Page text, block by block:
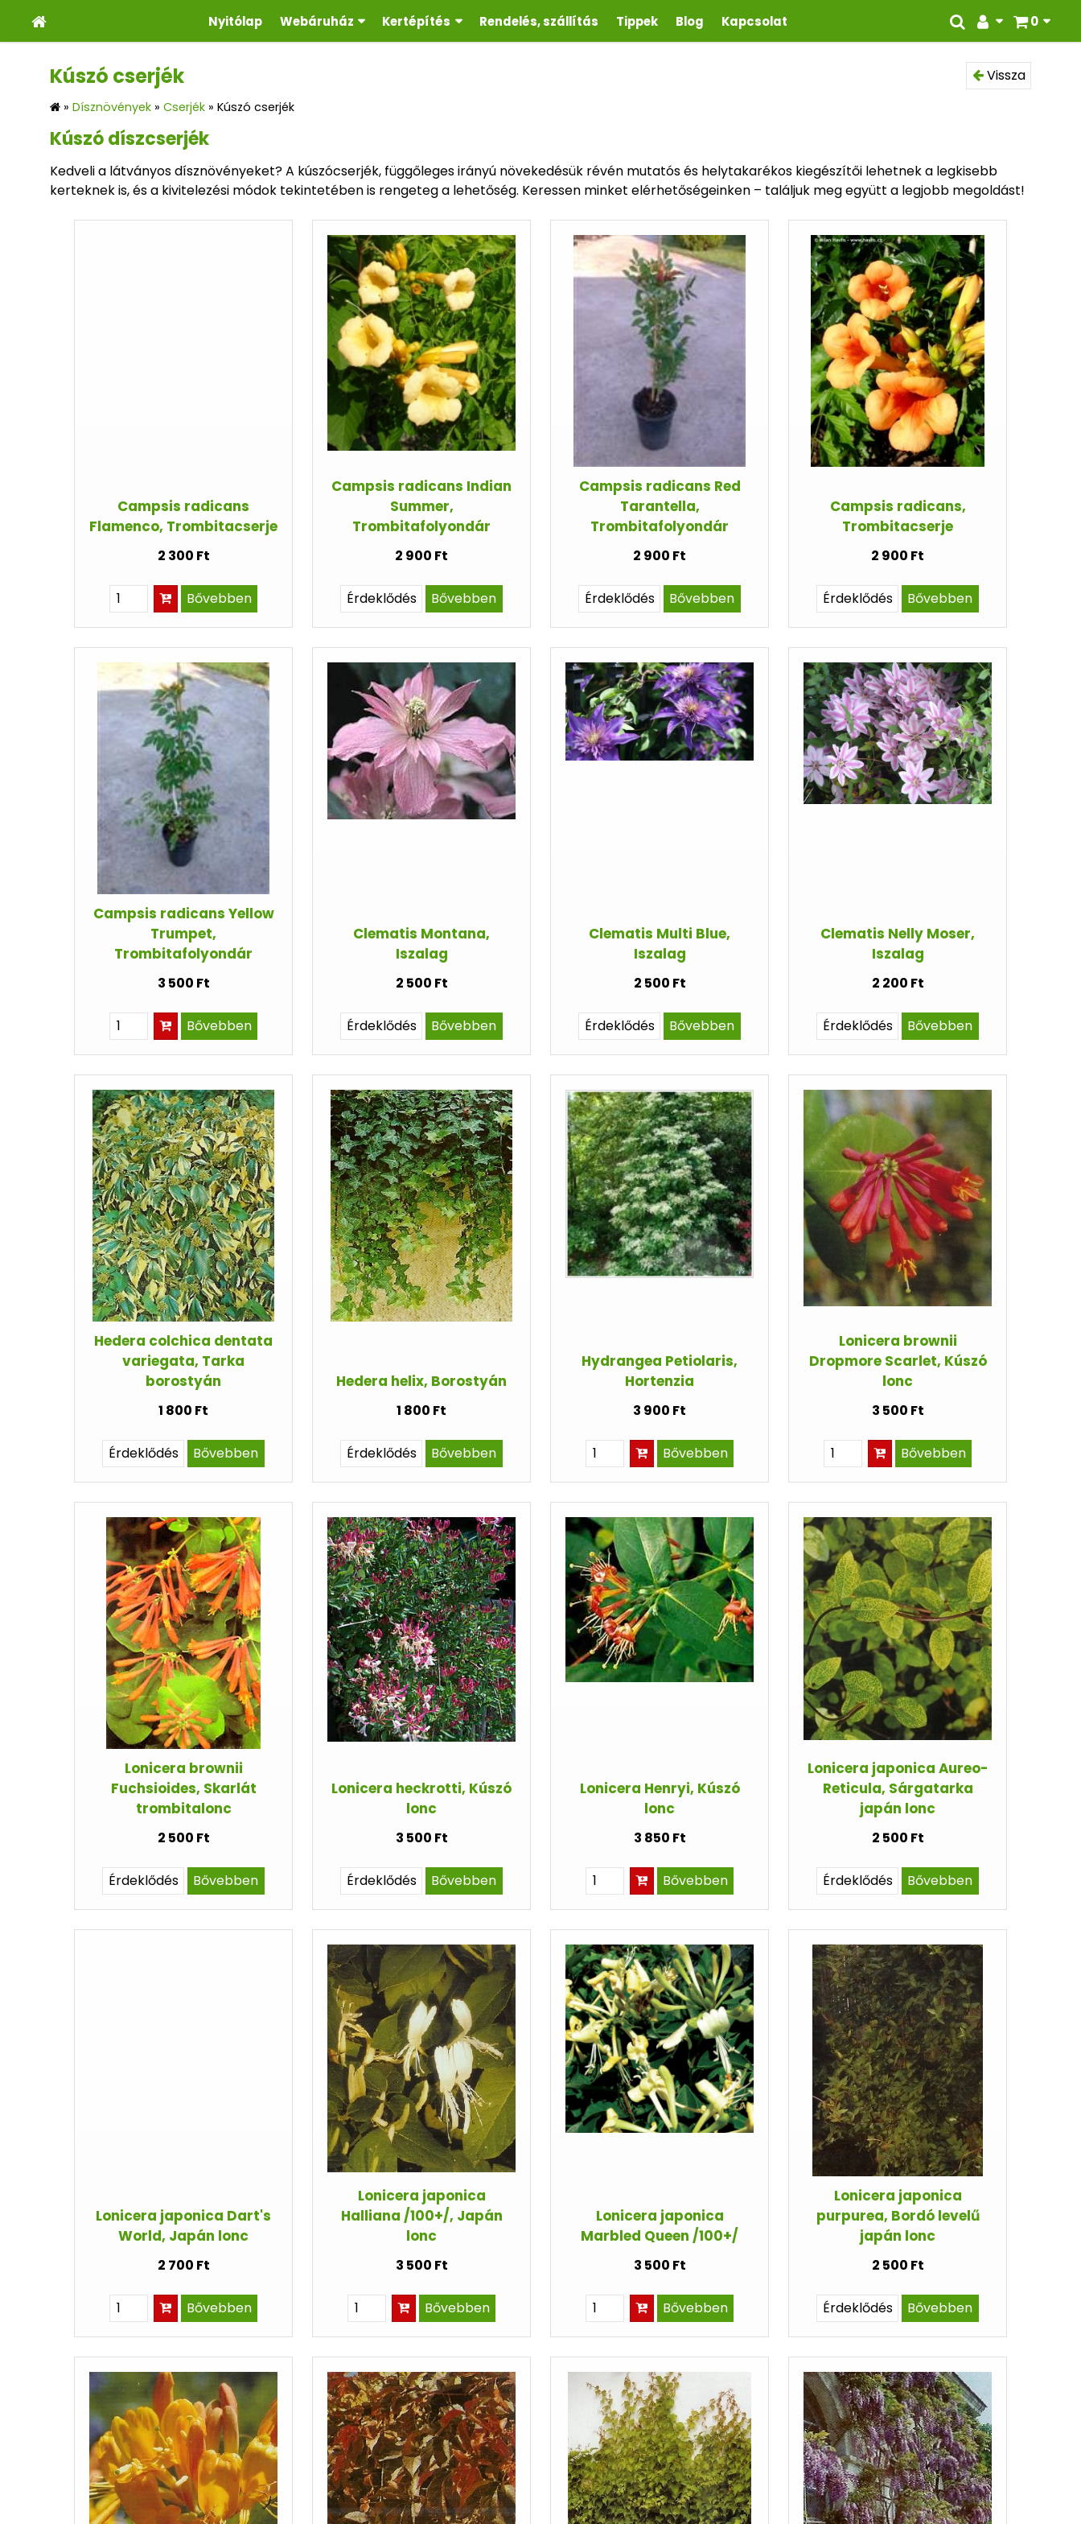
0
Nyitólap Webáruház Kertépítés Rendelés, szállítás Tippek Blog Kapcsolat
Vissza
Kúszó cserjék
» Dísznövények » Cserjék » Kúszó cserjék
Kúszó díszcserjék
Kedveli a látványos dísznövényeket? A kúszócserjék, függőleges irányú növekedésük révén mutatós és helytakarékos kiegészítői lehetnek a legkisebb
kerteknek is, és a kivitelezési módok tekintetében is rengeteg a lehetőség. Keressen minket elérhetőségeinken – találjuk meg együtt a legjobb megoldást!
Campsis radicans
Flamenco, Trombitacserje
2 300 Ft
Bővebben
Campsis radicans Indian
Summer,
Trombitafolyondár
2 900 Ft
Érdeklődés Bővebben
Campsis radicans Red
Tarantella,
Trombitafolyondár
2 900 Ft
Érdeklődés Bővebben
Campsis radicans,
Trombitacserje
2 900 Ft
Érdeklődés Bővebben
Campsis radicans Yellow
Trumpet,
Trombitafolyondár
3 500 Ft
Bővebben
Clematis Montana,
Iszalag
2 500 Ft
Érdeklődés Bővebben
Clematis Multi Blue,
Iszalag
2 500 Ft
Érdeklődés Bővebben
Clematis Nelly Moser,
Iszalag
2 200 Ft
Érdeklődés Bővebben
Hedera colchica dentata
variegata, Tarka
borostyán
1 800 Ft
Érdeklődés Bővebben
Hedera helix, Borostyán
1 800 Ft
Érdeklődés Bővebben
Hydrangea Petiolaris,
Hortenzia
3 900 Ft
Bővebben
Lonicera brownii
Dropmore Scarlet, Kúszó
lonc
3 500 Ft
Bővebben
Lonicera brownii
Fuchsioides, Skarlát
trombitalonc
2 500 Ft
Érdeklődés Bővebben
Lonicera heckrotti, Kúszó
lonc
3 500 Ft
Érdeklődés Bővebben
Lonicera Henryi, Kúszó
lonc
3 850 Ft
Bővebben
Lonicera japonica Aureo-
Reticula, Sárgatarka
japán lonc
2 500 Ft
Érdeklődés Bővebben
Lonicera japonica Dart's
World, Japán lonc
2 700 Ft
Bővebben
Lonicera japonica
Halliana /100+/, Japán
lonc
3 500 Ft
Bővebben
Lonicera japonica
Marbled Queen /100+/
3 500 Ft
Bővebben
Lonicera japonica
purpurea, Bordó levelű
japán lonc
2 500 Ft
Érdeklődés Bővebben